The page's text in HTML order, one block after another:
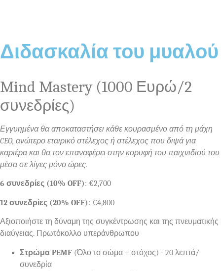
Διδασκαλία του μυαλού
Mind Mastery (1000 Ευρώ/2
συνεδρίες)
Εγγυημένα θα αποκαταστήσει κάθε κουρασμένο από τη μάχη
CEO, ανώτερο εταιρικό στέλεχος ή στέλεχος που διψά για
καριέρα και θα τον επαναφέρει στην κορυφή του παιχνιδιού του
μέσα σε λίγες μόνο ώρες.
6 συνεδρίες (10% OFF): €2,700
12 συνεδρίες (20% OFF): €4,800
Αξιοποιήστε τη δύναμη της συγκέντρωσης και της πνευματικής
διαύγειας. Πρωτόκολλο υπεράνθρωπου
Στρώμα PEMF (Όλο το σώμα + στόχος) - 20 λεπτά/
συνεδρία